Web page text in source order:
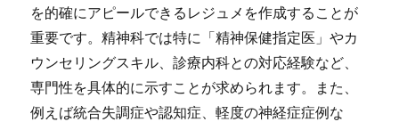
を的確にアピールできるレジュメを作成することが
重要です。精神科では特に「精神保健指定医」やカ
ウンセリングスキル、診療内科との対応経験など、
専門性を具体的に示すことが求められます。また、
例えば統合失調症や認知症、軽度の神経症症例な